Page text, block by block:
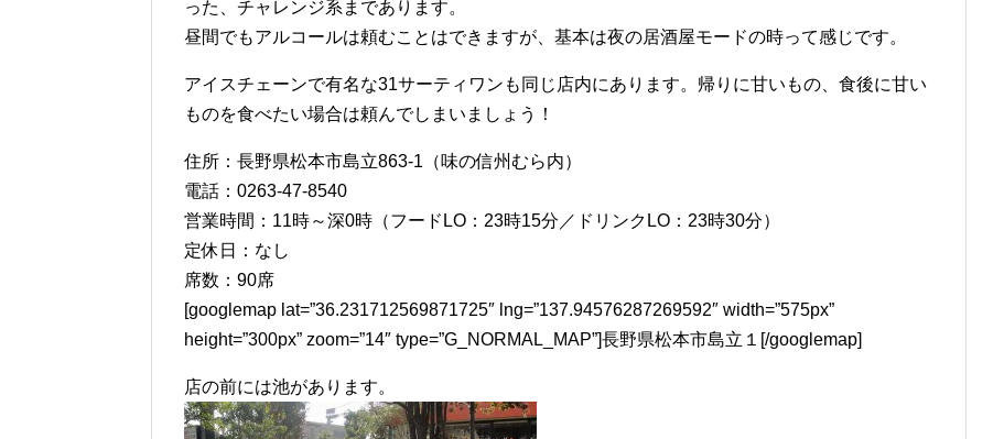
った、チャレンジ系まであります。
昼間でもアルコールは頼むことはできますが、基本は夜の居酒屋モードの時って感じです。
アイスチェーンで有名な31サーティワンも同じ店内にあります。帰りに甘いもの、食後に甘い
ものを食べたい場合は頼んでしまいましょう！
住所：長野県松本市島立863-1（味の信州むら内）
電話：0263-47-8540
営業時間：11時～深0時（フードLO：23時15分／ドリンクLO：23時30分）
定休日：なし
席数：90席
[googlemap lat=”36.231712569871725″ lng=”137.94576287269592″ width=”575px”
height=”300px” zoom=”14″ type=”G_NORMAL_MAP”]長野県松本市島立１[/googlemap]
店の前には池があります。